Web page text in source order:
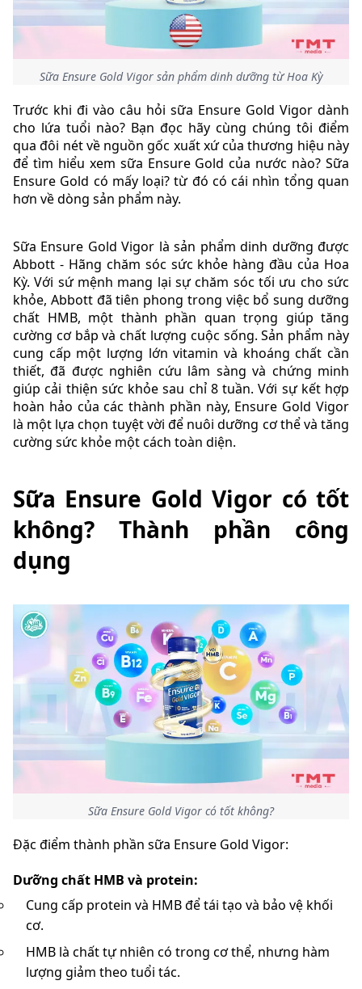
Sữa Ensure Gold Vigor sản phẩm dinh dưỡng từ Hoa Kỳ
Trước khi đi vào câu hỏi sữa Ensure Gold Vigor dành
cho lứa tuổi nào? Bạn đọc hãy cùng chúng tôi điểm
qua đôi nét về nguồn gốc xuất xứ của thương hiệu này
để tìm hiểu xem sữa Ensure Gold của nước nào? Sữa
Ensure Gold có mấy loại? từ đó có cái nhìn tổng quan
hơn về dòng sản phẩm này.
Sữa Ensure Gold Vigor là sản phẩm dinh dưỡng được
Abbott - Hãng chăm sóc sức khỏe hàng đầu của Hoa
Kỳ. Với sứ mệnh mang lại sự chăm sóc tối ưu cho sức
khỏe, Abbott đã tiên phong trong việc bổ sung dưỡng
chất HMB, một thành phần quan trọng giúp tăng
cường cơ bắp và chất lượng cuộc sống. Sản phẩm này
cung cấp một lượng lớn vitamin và khoáng chất cần
thiết, đã được nghiên cứu lâm sàng và chứng minh
giúp cải thiện sức khỏe sau chỉ 8 tuần. Với sự kết hợp
hoàn hảo của các thành phần này, Ensure Gold Vigor
là một lựa chọn tuyệt vời để nuôi dưỡng cơ thể và tăng
cường sức khỏe một cách toàn diện.
Sữa Ensure Gold Vigor có tốt
không? Thành phần công
dụng
Sữa Ensure Gold Vigor có tốt không?
Đặc điểm thành phần sữa Ensure Gold Vigor:
Dưỡng chất HMB và protein:
Cung cấp protein và HMB để tái tạo và bảo vệ khối
cơ.
HMB là chất tự nhiên có trong cơ thể, nhưng hàm
lượng giảm theo tuổi tác.